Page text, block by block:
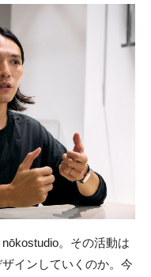
。その活動は
インしていくのか。今